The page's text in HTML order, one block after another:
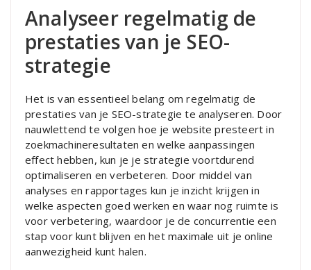
Analyseer regelmatig de
prestaties van je SEO-
strategie
Het is van essentieel belang om regelmatig de
prestaties van je SEO-strategie te analyseren. Door
nauwlettend te volgen hoe je website presteert in
zoekmachineresultaten en welke aanpassingen
effect hebben, kun je je strategie voortdurend
optimaliseren en verbeteren. Door middel van
analyses en rapportages kun je inzicht krijgen in
welke aspecten goed werken en waar nog ruimte is
voor verbetering, waardoor je de concurrentie een
stap voor kunt blijven en het maximale uit je online
aanwezigheid kunt halen.